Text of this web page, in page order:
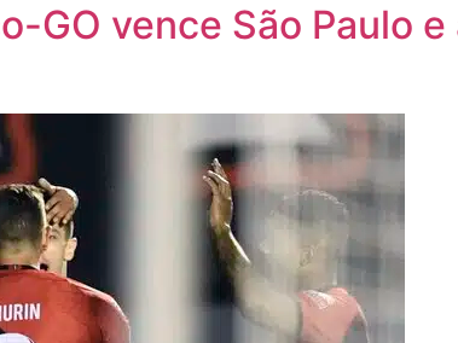
GO vence São Paulo